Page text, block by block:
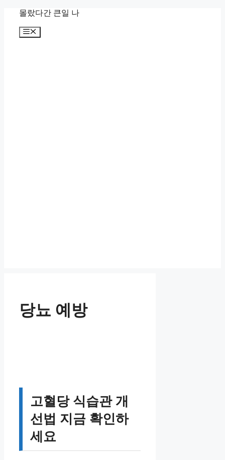
몰랐다간 큰일 나
메
당뇨 예방
고혈당 식습관 개
선법 지금 확인하
세요